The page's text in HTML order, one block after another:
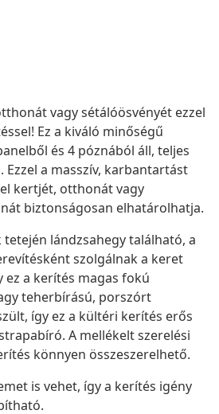
vagy sétálóösvényét ezzel
Ez a kiváló minőségű
és 4 póznából áll, teljes
Ezzel a masszív, karbantartást
kertjét, otthonát vagy
biztonságosan elhatárolhatja.
lándzsahegy található, a
szolgálnak a keret
ez a kerítés magas fokú
teherbírású, porszórt
így ez a kültéri kerítés erős
A mellékelt szerelési
könnyen összeszerelhető.
is vehet, így a kerítés igény